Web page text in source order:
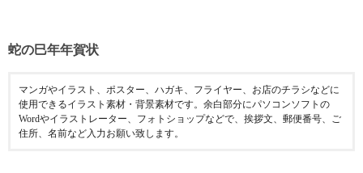
蛇の巳年年賀状
マンガやイラスト、ポスター、ハガキ、フライヤー、お店のチラシなどに
使用できるイラスト素材・背景素材です。余白部分にパソコンソフトの
Wordやイラストレーター、フォトショップなどで、挨拶文、郵便番号、ご
住所、名前など入力お願い致します。